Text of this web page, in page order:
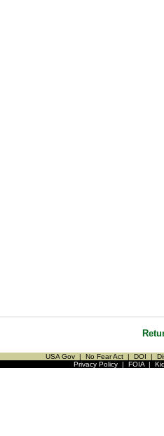
USA Gov | No Fear Act | DOI |
Privacy Policy| FOIA|